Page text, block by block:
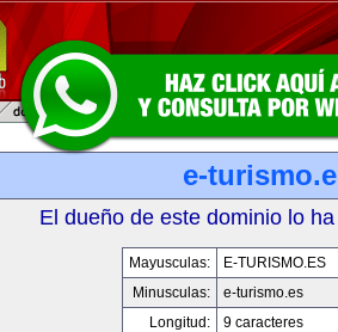
e-
El dueño de este dominio lo
Mayusculas:
E-TURISMO.ES
Minusculas:
e-turismo.es
Longitud:
9 caracteres